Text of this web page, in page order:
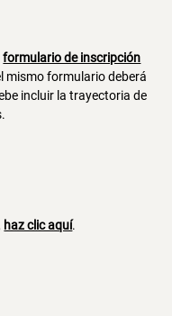
formulario de inscripción
mismo formulario deberá
incluir la trayectoria de
haz clic aquí.